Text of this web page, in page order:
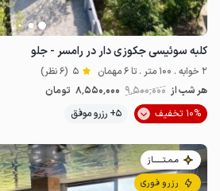
کلبه سوئیسی جکوزی دار در رامسر - جلو
2 خوابه . 100 متر . تا 6 مهمان 5 (6 نظر)
هر شب از 9٬500٬000 8٬550٬000 تومان
10% تخفیف
5+ رزرو موفق
مـمـتــــــاز
رزرو فوری